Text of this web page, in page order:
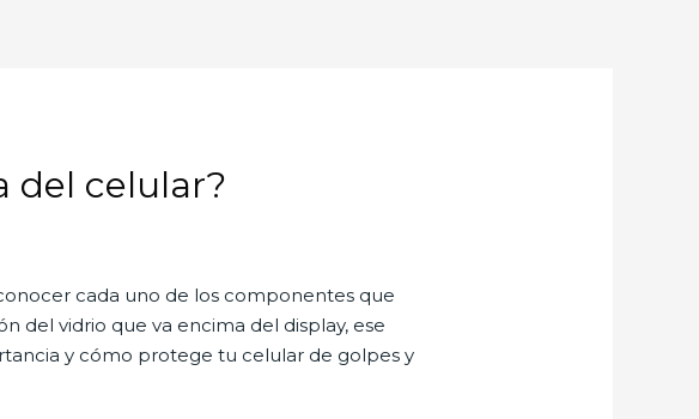
del celular?
cada uno de los componentes que
del vidrio que va encima del display, ese
y cómo protege tu celular de golpes y